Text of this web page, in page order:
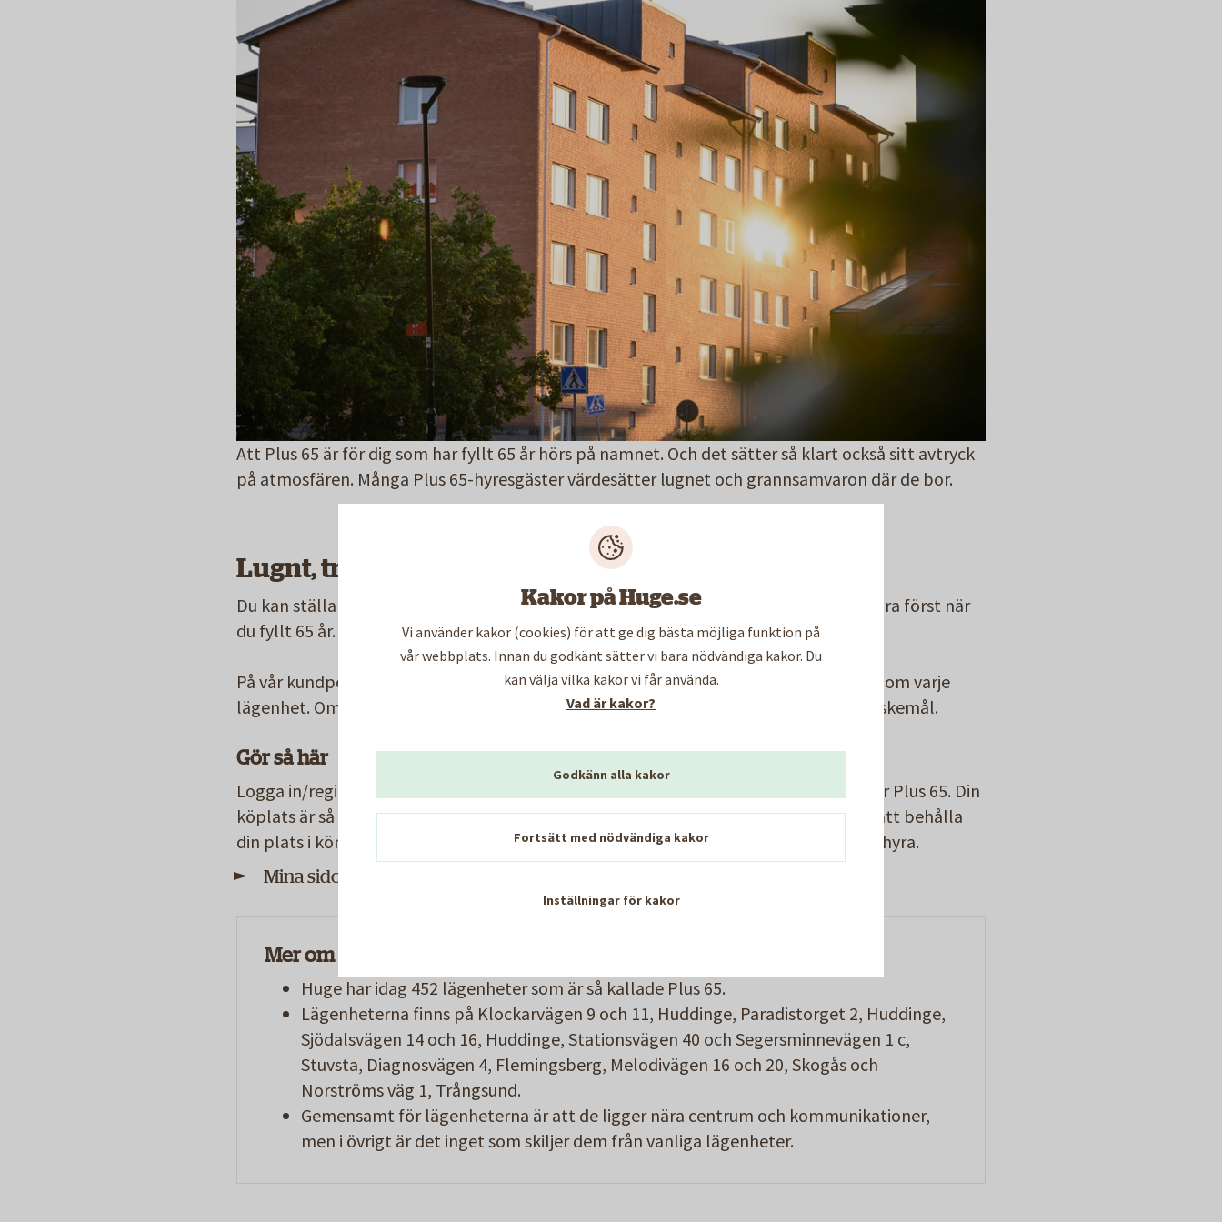
Kakor på Huge.se
Vi använder kakor (cookies) för att ge dig bästa möjliga funktion på
vår webbplats. Innan du godkänt sätter vi bara nödvändiga kakor. Du
kan välja vilka kakor vi får använda.
Vad är kakor?
Godkänn alla kakor
Fortsätt med nödvändiga kakor
Inställningar för kakor
Att Plus 65 är för dig som har fyllt 65 år hörs på namnet. Och det sätter så klart också sitt avtryck
på atmosfären. Många Plus 65-hyresgäster värdesätter lugnet och grannsamvaron där de bor.
Lugnt, tryggt och praktiskt seniorboende
Du kan ställa dig i kön när du har fyllt 40 år, men söka lägenhet och flytta in får du göra först när
du fyllt 65 år. Det är gratis att stå i vår plus-65-kö.
På vår kundportal Mina sidor publiceras lediga Plus 65-bostäder. Där kan du läsa mer om varje
lägenhet. Om du filtrerar sökningen visas bara de lägenheter som motsvarar dina önskemål.
Gör så här
Logga in/registrera dig på vår kundportal
för att ställa dig i bostadskön för Plus 65. Din
köplats är så kallad aktiv, vilket innebär att du ska logga in minst en gång per år för att behålla
din plats i kön samt själv aktivt anmäla intresse om du hittar en lägenhet som du vill hyra.
Mina sidor
Mer om våra seniorboenden
Huge har idag 452 lägenheter som är så kallade Plus 65.
Lägenheterna finns på Klockarvägen 9 och 11, Huddinge, Paradistorget 2, Huddinge,
Sjödalsvägen 14 och 16, Huddinge, Stationsvägen 40 och Segersminnevägen 1 c,
Stuvsta, Diagnosvägen 4, Flemingsberg, Melodivägen 16 och 20, Skogås och
Norströms väg 1, Trångsund.
Gemensamt för lägenheterna är att de ligger nära centrum och kommunikationer,
men i övrigt är det inget som skiljer dem från vanliga lägenheter.